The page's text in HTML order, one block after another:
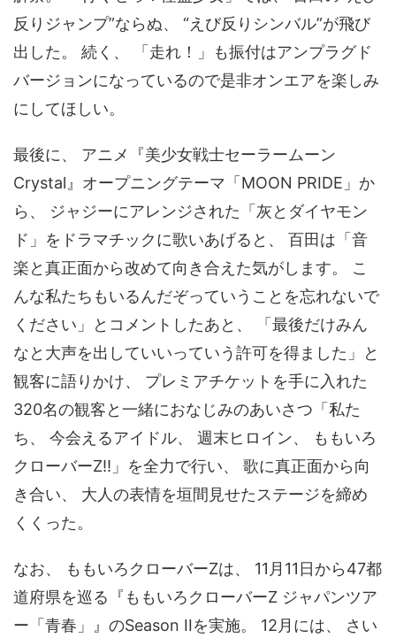
反りジャンプ”ならぬ、 “えび反りシンバル”が飛び
出した。 続く、 「走れ！」も振付はアンプラグド
バージョンになっているので是非オンエアを楽しみ
にしてほしい。
最後に、 アニメ『美少女戦士セーラームーン
Crystal』オープニングテーマ「MOON PRIDE」か
ら、 ジャジーにアレンジされた「灰とダイヤモン
ド」をドラマチックに歌いあげると、 百田は「音
楽と真正面から改めて向き合えた気がします。 こ
んな私たちもいるんだぞっていうことを忘れないで
ください」とコメントしたあと、 「最後だけみん
なと大声を出していいっていう許可を得ました」と
観客に語りかけ、 プレミアチケットを手に入れた
320名の観客と一緒におなじみのあいさつ「私た
ち、 今会えるアイドル、 週末ヒロイン、 ももいろ
クローバーZ!!」を全力で行い、 歌に真正面から向
き合い、 大人の表情を垣間見せたステージを締め
くくった。
なお、 ももいろクローバーZは、 11月11日から47都
道府県を巡る『ももいろクローバーZ ジャパンツア
ー「青春」』のSeason IIを実施。 12月には、 さい